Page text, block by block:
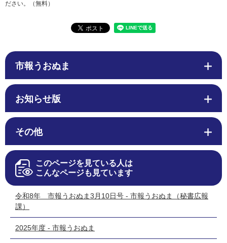
ださい。（無料）
市報うおぬま
お知らせ版
その他
このページを見ている人は
こんなページも見ています
令和8年 市報うおぬま3月10日号 - 市報うおぬま（秘書広報
課）
2025年度 - 市報うおぬま